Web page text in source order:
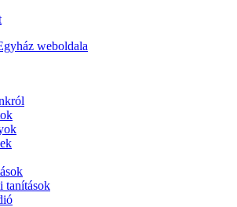
tanítások